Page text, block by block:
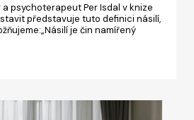
psychoterapeut Per Isdal v knize
představuje tuto definici násilí,
je čin namířený